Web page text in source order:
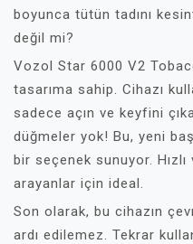
boyunca tütün tadını
değil mi?
Vozol Star 6000 V2
tasarıma sahip. Cihazı
sadece açın ve keyfini
düğmeler yok! Bu, yeni
bir seçenek sunuyor.
arayanlar için ideal.
Son olarak, bu cihazın
ardı edilemez. Tekrar